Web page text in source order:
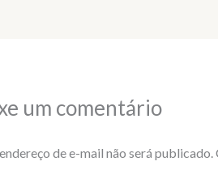
um comentário
de e-mail não será publicado.